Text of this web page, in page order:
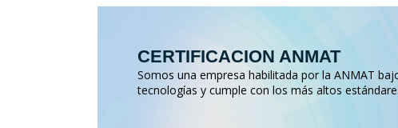
CERTIFICACION ANMAT
Somos una empresa habilitada por la ANMAT
tecnologías y cumple con los más altos